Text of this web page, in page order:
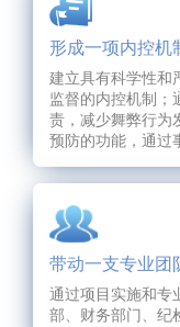
形成一项内控机
建立具有科学性和
监督的内控机制；
责，减少舞弊行为
预防的功能，通过
带动一支专业团
通过项目实施和专
部、财务部门、纪